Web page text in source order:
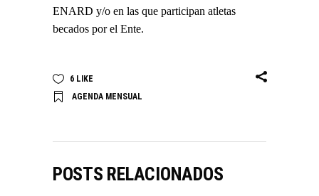
ENARD y/o en las que participan atletas
becados por el Ente.
6 LIKE
AGENDA MENSUAL
POSTS RELACIONADOS